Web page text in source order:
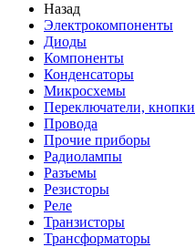
Назад
Электрокомпоненты
Диоды
Компоненты
Конденсаторы
Микросхемы
Переключатели, кнопки
Провода
Прочие приборы
Радиолампы
Разъемы
Резисторы
Реле
Транзисторы
Трансформаторы